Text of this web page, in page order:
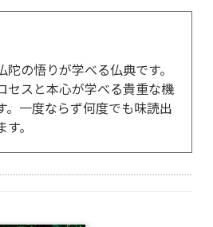
陀の悟りが学べる仏典です。
セスと本心が学べる貴重な機
。一度ならず何度でも味読出
。